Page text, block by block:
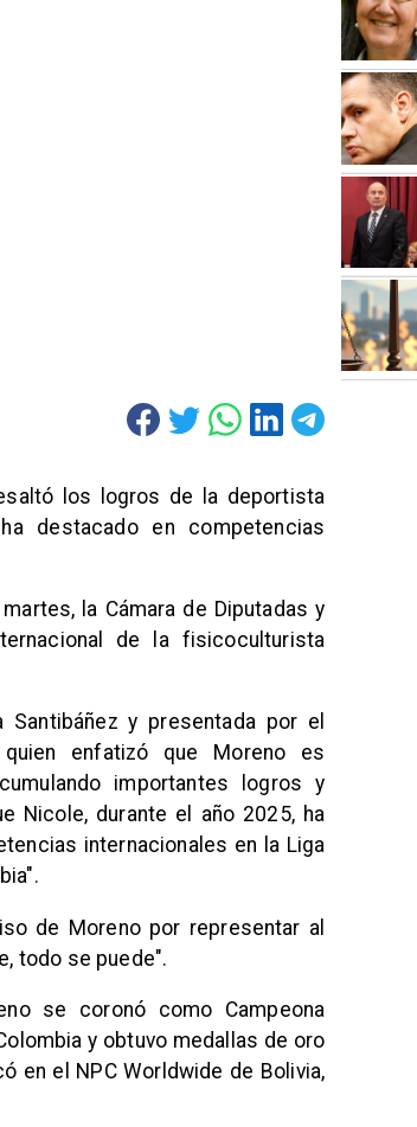
los logros de la deportista
destacado en competencias
la Cámara de Diputadas y
de la fisicoculturista
y presentada por el
enfatizó que Moreno es
importantes logros y
Nicole, durante el año 2025, ha
internacionales en la Liga
de Moreno por representar al
todo se puede".
se coronó como Campeona
y obtuvo medallas de oro
en el NPC Worldwide de Bolivia,